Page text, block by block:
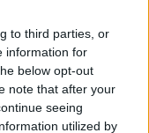
to third parties, or
information for
below opt-out
note that after your
seeing
utilized by